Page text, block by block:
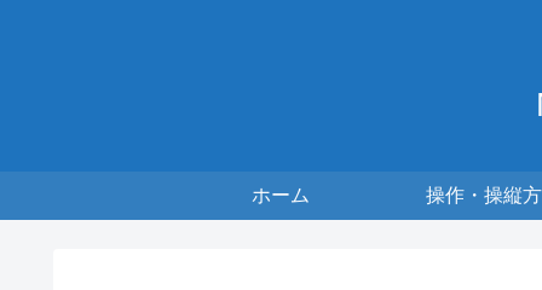
ホーム 操作・操縦